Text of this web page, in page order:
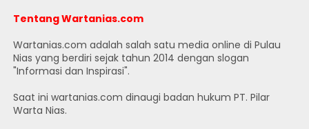
Tentang Wartanias.com
Wartanias.com adalah salah satu media online di Pulau
Nias yang berdiri sejak tahun 2014 dengan slogan
"Informasi dan Inspirasi".
Saat ini wartanias.com dinaugi badan hukum PT. Pilar
Warta Nias.